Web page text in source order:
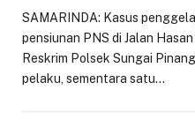
SAMARINDA: Kasus
pensiunan PNS di Jalan
Reskrim Polsek Sungai
pelaku, sementara satu…